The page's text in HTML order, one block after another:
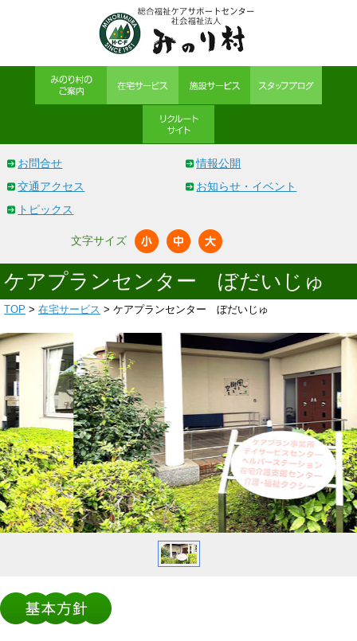
お問合せ
情報公開
交通アクセス
お知らせ・イベント
トピックス
文字サイズ
ケアプランセンター ぼだいじゅ
TOP > 在宅サービス > ケアプランセンター ぼだいじゅ